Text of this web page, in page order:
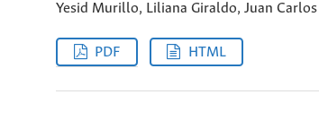
Yesid Murillo, Liliana Giraldo, Juan
PDF HTML